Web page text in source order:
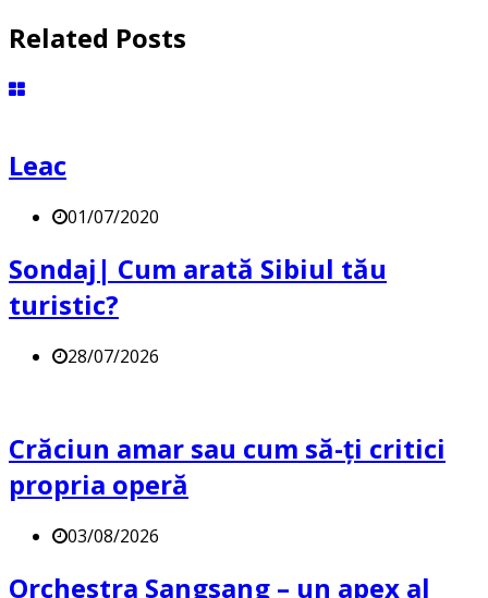
Related Posts
Leac
01/07/2020
Sondaj| Cum arată Sibiul tău
turistic?
28/07/2026
Crăciun amar sau cum să-ți critici
propria operă
03/08/2026
Orchestra Sangsang – un apex al